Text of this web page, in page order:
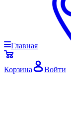
Главная
Корзина Войти